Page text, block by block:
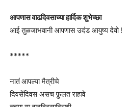
आपणास वाढदिवसाच्या हार्दिक शुभेच्छा
आई तुळजाभवानी आपणास उदंड आयुष्य देवो !
*****
नातं आपल्या मैत्रीचे
दिवसेंदिवस असच फ़ुलत राहावे